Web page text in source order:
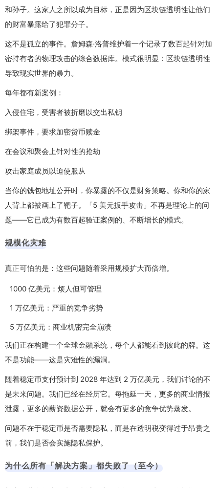
和孙子。这家人之所以成为目标，正是因为区块链透明性让他们
的财富暴露给了犯罪分子。
这不是孤立的事件。詹姆森·洛普维护着一个记录了数百起针对加
密持有者的物理攻击的综合数据库。模式很明显：区块链透明性
导致现实世界的暴力。
每年都有新案例：
入侵住宅，受害者被折磨以交出私钥
绑架事件，要求加密货币赎金
在会议和聚会上针对性的抢劫
攻击家庭成员以迫使服从
当你的钱包地址公开时，你暴露的不仅是财务策略。你和你的家
人背上都被画上了靶子。「5 美元扳手攻击」不再是理论上的问
题——它已成为有数百起验证案例的、不断增长的模式。
规模化灾难
真正可怕的是：这些问题随着采用规模扩大而倍增。
1000 亿美元：烦人但可管理
1 万亿美元：严重的竞争劣势
5 万亿美元：商业机密完全崩溃
我们正在构建一个全球金融系统，每个人都能看到彼此的牌。这
不是功能——这是灾难性的漏洞。
随着稳定币支付预计到 2028 年达到 2 万亿美元，我们讨论的不
是未来问题。我们已经在经历它。每拖延一天，更多的商业情报
泄露，更多的薪资数据公开，就会有更多的竞争优势蒸发。
问题不在于稳定币是否需要隐私，而是在透明税变得过于昂贵之
前，我们是否会实施隐私保护。
为什么所有「解决方案」都失败了（至今）